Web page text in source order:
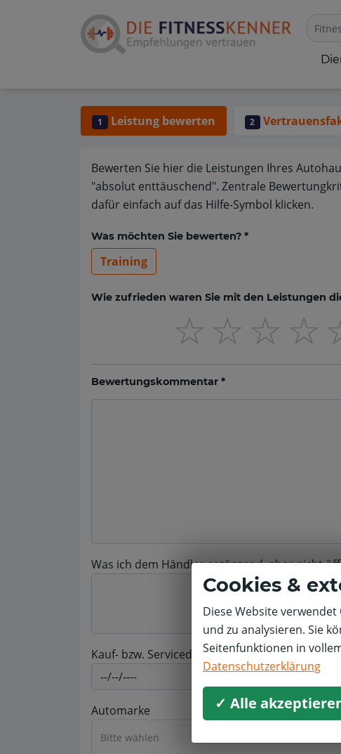
1 Leistung bewerten 2
Bewerten Sie hier die Leistungen Ihres
"absolut enttäuschend". Zentrale
dafür einfach auf das Hilfe-Symbol klicken.
Was möchten Sie bewerten? *
Training
Wie zufrieden waren Sie mit den Leistungen
☆
☆
☆
☆
Bewertungskommentar *
Was ich dem Händler ergänzend, aber nicht
Kauf- bzw. Servicedatum *
Automarke
Bitte wählen
Cookies &
Diese Website
und zu analysieren. Sie
Seitenfunktionen in
Datenschutzerklärung
✓ Alle